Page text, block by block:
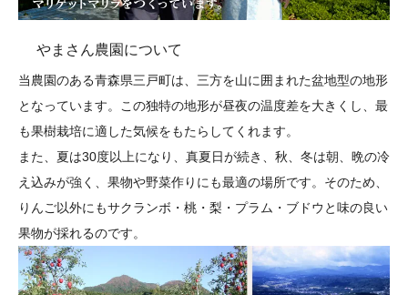
やまさん農園について
当農園のある青森県三戸町は、三方を山に囲まれた盆地型の地形
となっています。この独特の地形が昼夜の温度差を大きくし、最
も果樹栽培に適した気候をもたらしてくれます。
また、夏は30度以上になり、真夏日が続き、秋、冬は朝、晩の冷
え込みが強く、果物や野菜作りにも最適の場所です。そのため、
りんご以外にもサクランボ・桃・梨・プラム・ブドウと味の良い
果物が採れるのです。